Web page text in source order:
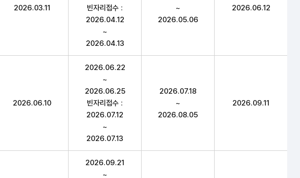
2026.03.11
빈자리접수 :
2026.04.12
~
2026.04.13
~
2026.05.06
2026.06.12
2026.06.10
2026.06.22
~
2026.06.25
빈자리접수 :
2026.07.12
~
2026.07.13
2026.07.18
~
2026.08.05
2026.09.11
2026.09.21
~